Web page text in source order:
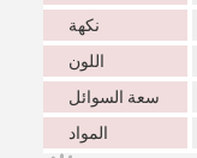
نكهة
اللون
سعة السوائل
المواد